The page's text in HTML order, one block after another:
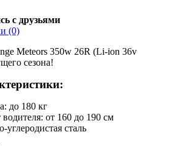
с друзьями
(0)
Meteors 350w 26R (Li-ion 36v
сезона!
до 180 кг
от 160 до 190 см
сталь